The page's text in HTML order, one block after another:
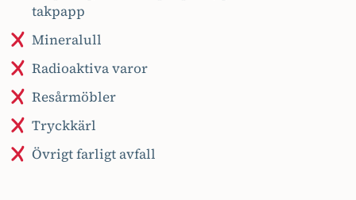
takpapp
Mineralull
Radioaktiva varor
Resårmöbler
Tryckkärl
Övrigt farligt avfall